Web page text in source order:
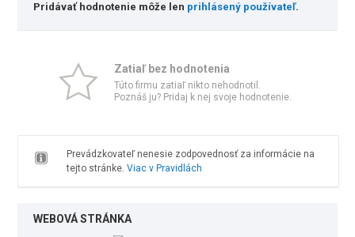
Pridávať hodnotenie môže len prihlásený používateľ.
Zatiaľ bez hodnotenia
Túto firmu zatiaľ nikto nehodnotil.
Poznáš ju? Pridaj k nej svoje hodnotenie.
Prevádzkovateľ nenesie zodpovednosť za informácie na
tejto stránke. Viac v Pravidlách
WEBOVÁ STRÁNKA